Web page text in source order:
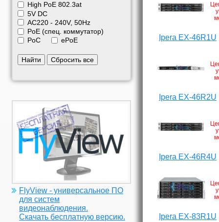
High PoE 802.3at
5V DC
АС220 - 240V, 50Hz
PoE (спец. коммутатор)
PoC
ePoE
Найти Сбросить все
FlyView - универсальное ПО
для систем
видеонаблюдения.
Скачать бесплатную версию.
Ipera EX-46R1U
Ipera EX-46R2U
Ipera EX-46R4U
Ipera EX-83R1U